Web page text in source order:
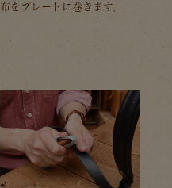
布をプレートに巻きます。